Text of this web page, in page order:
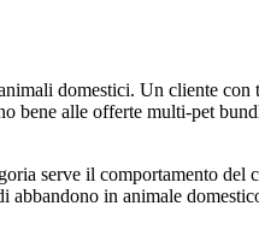
domestici. Un cliente
bene alle offerte multi-pet
serve il comportamento
in animale